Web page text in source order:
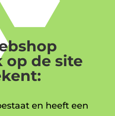
op de site
en heeft een